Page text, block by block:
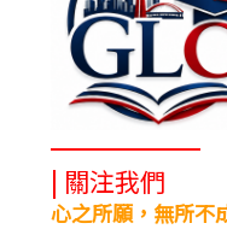
| 關注我們
心之所願，無所不